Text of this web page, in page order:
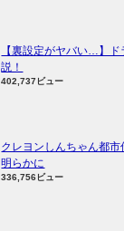
【裏設定がヤバい…】
説！
402,737ビュー
クレヨンしんちゃん都
明らかに
336,756ビュー